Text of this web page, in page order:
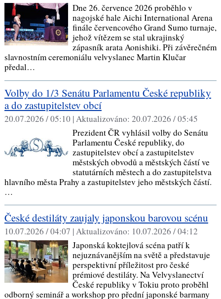
Dne 26. července 2026 proběhlo v
nagojské hale Aichi International Arena
finále červencového Grand Sumo turnaje,
jehož vítězem se stal ukrajinský
zápasník arata Aonishiki. Při závěrečném
slavnostním ceremoniálu velvyslanec Martin Klučar
předal…
Volby do 1/3 Senátu Parlamentu České republiky
a do zastupitelstev obcí
20.07.2026 / 05:10 |Aktualizováno: 20.07.2026 / 05:45
Prezident ČR vyhlásil volby do Senátu
Parlamentu České republiky, do
zastupitelstev obcí a zastupitelstev
městských obvodů a městských částí ve
statutárních městech a do zastupitelstva
hlavního města Prahy a zastupitelstev jeho městských částí.
…
České destiláty zaujaly japonskou barovou scénu
10.07.2026 / 04:07 |Aktualizováno: 10.07.2026 / 04:12
Japonská koktejlová scéna patří k
nejuznávanějším na světě a představuje
perspektivní příležitost pro české
prémiové destiláty. Na Velvyslanectví
České republiky v Tokiu proto proběhl
odborný seminář a workshop pro přední japonské barmany